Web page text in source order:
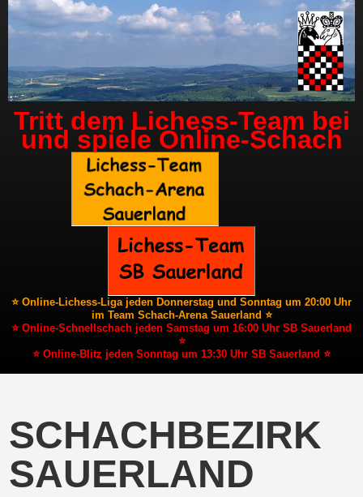
Tritt dem Lichess-Team bei
und spiele Online-Schach
⭐ Online-Lichess-Liga jeden Donnerstag und Sonntag um 20:00 Uhr
im Team Schach-Arena Sauerland ⭐
⭐ Online-Schnellschach jeden Samstag um 16:00 Uhr SB Sauerland
⭐
⭐ Online-Blitz jeden Sonntag um 13:30 Uhr SB Sauerland ⭐
SCHACHBEZIRK
SAUERLAND